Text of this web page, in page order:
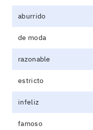
aburrido
de moda
razonable
estricto
infeliz
famoso